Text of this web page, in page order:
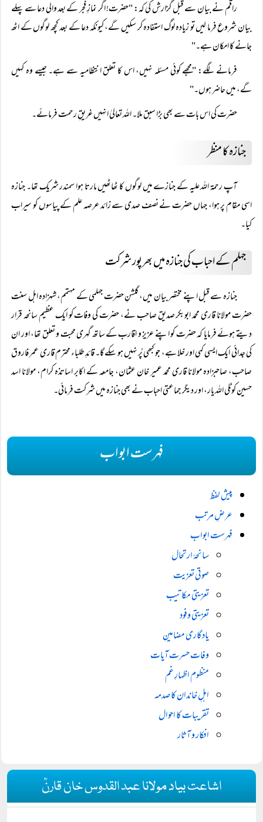
راقم نے بیان سے قبل گزارش کی کہ: "حضرت! اگر نمازِ فجر کے بعد والی دعا سے پہلے
بیان شروع فرما لیں تو زیادہ لوگ استفادہ کر سکیں گے، کیونکہ دعا کے بعد کچھ لوگوں کے اٹھ
جانے کا امکان ہے۔"
فرمانے لگے: "مجھے کوئی مسئلہ نہیں، اس کا تعلق انتظامیہ سے ہے۔ جیسے وہ کہیں
گے، میں حاضر ہوں۔"
حضرت کی اس بات سے بھی بڑا سبق ملا۔ اللہ تعالیٰ انہیں غریقِ رحمت فرمائے۔
جنازہ کا منظر
آپ رحمۃ اللہ علیہ کے جنازے میں لوگوں کا ٹھاٹھیں مارتا ہوا سمندر شریک تھا۔ جنازہ
اسی مقام پر ہوا، جہاں حضرت نے نصف صدی سے زائد عرصہ علم کے پیاسوں کو سیراب
کیا۔
جہلم کے احباب کی جنازہ میں بھرپور شرکت
جنازہ سے قبل اپنے مختصر بیان میں، گلشنِ حضرت جہلمی کے مہتمم، شہزادہ اہل سنت
حضرت مولانا قاری محمد ابوبکر صدیق صاحب نے، حضرت کی وفات کو ایک عظیم سانحہ قرار
دیتے ہوئے فرمایا کہ حضرت کو اپنے عزیز و اقارب کے ساتھ گہری محبت و تعلق تھا، اور ان
کی جدائی ایک ایسی کمی اور خلا ہے، جو کبھی پُر نہیں ہو سکے گا۔ قائدِ طلباء محترم قاری عمر فاروق
صاحب، صاحبزادہ مولانا قاری محمد عمیر خان عثمان، جامعہ کے اکابر اساتذہ کرام، مولانا اسد
حسین کوٹلی اللہ یار، اور دیگر جماعتی احباب نے بھی جنازہ میں شرکت فرمائی۔
فہرست ابواب
پیش لفظ
عرضِ مرتب
فہرست ابواب
سانحۂ ارتحال
صوتی تعزیت
تعزیتی مکاتیب
تعزیتی وفود
یادگاری مضامین
وفات حسرت آیات
منظوم اظہارِ غم
اہلِ خاندان کا صدمہ
تقریبات کا احوال
افکار و آثار
اشاعت بیاد مولانا عبد القدوس خان قارنؒ